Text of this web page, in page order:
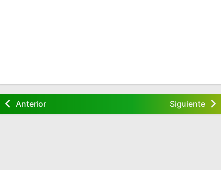
Anterior Siguiente